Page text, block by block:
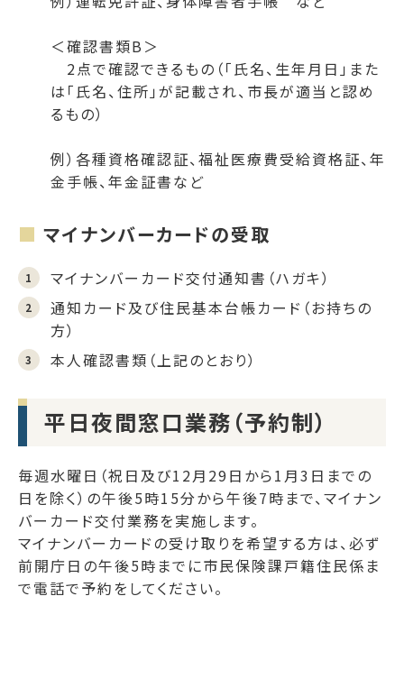
＜確認書類B＞
2点で確認できるもの（「氏名、生年月日」また
は「氏名、住所」が記載され、市長が適当と認め
るもの）
例）各種資格確認証、福祉医療費受給資格証、年
金手帳、年金証書など
マイナンバーカードの受取
マイナンバーカード交付通知書（ハガキ）
通知カード及び住民基本台帳カード（お持ちの
方）
本人確認書類（上記のとおり）
平日夜間窓口業務（予約制）
毎週水曜日（祝日及び12月29日から1月3日までの
日を除く）の午後5時15分から午後7時まで、マイナン
バーカード交付業務を実施します。
マイナンバーカードの受け取りを希望する方は、必ず
前開庁日の午後5時までに市民保険課戸籍住民係ま
で電話で予約をしてください。